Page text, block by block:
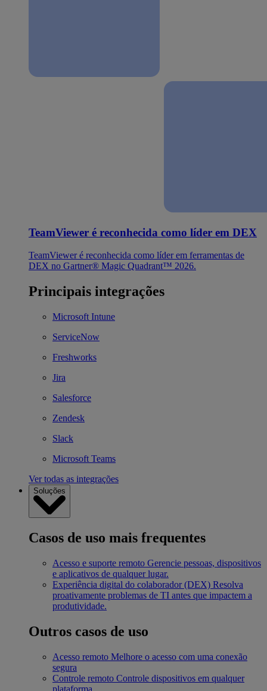
TeamViewer é reconhecida como líder em DEX
TeamViewer é reconhecida como líder em ferramentas de
DEX no Gartner® Magic Quadrant™ 2026.
Principais integrações
Microsoft Intune
ServiceNow
Freshworks
Jira
Salesforce
Zendesk
Slack
Microsoft Teams
Ver todas as integrações
Soluções
Casos de uso mais frequentes
Acesso e suporte remoto Gerencie pessoas, dispositivos
e aplicativos de qualquer lugar.
Experiência digital do colaborador (DEX) Resolva
proativamente problemas de TI antes que impactem a
produtividade.
Outros casos de uso
Acesso remoto Melhore o acesso com uma conexão
segura
Controle remoto Controle dispositivos em qualquer
plataforma